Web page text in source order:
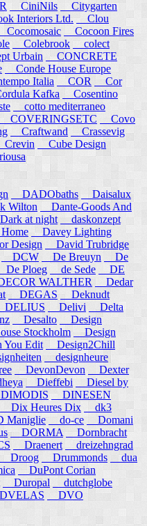
CiniNils
Citygarten
Interiors Ltd.
Clou
Cocomosaic
Cocoon Fires
Colebrook
colect
Urbain
CONCRETE
Conde House Europe
Italia COR
Cor
Kafka
Cosentino
cotto mediterraneo
COVERINGSETC
Covo
Craftwand
Crassevig
Crevin
Cube Design
DADObaths
Daisalux
Wilton
Dante-Goods And
at night
daskonzept
Davey Lighting
Design
David Trubridge
DCW De Breuyn
De
De Ploeg de Sede
DE
WALTHER
Dedar
DEGAS
Deknudt
DELIUS Delivi
Delta
Desalto
Design
Stockholm
Design
Edit
Design2Chill
designheure
DevonDevon
Dexter
Dieffebi
Diesel by
DINESEN
Dix Heures Dix
dk3
Maniglie do-ce
Domani
DORMA
Dornbracht
Draenert
dreizehngrad
Droog Drummonds
dua
DuPont Corian
Duropal
dutchglobe
DVO